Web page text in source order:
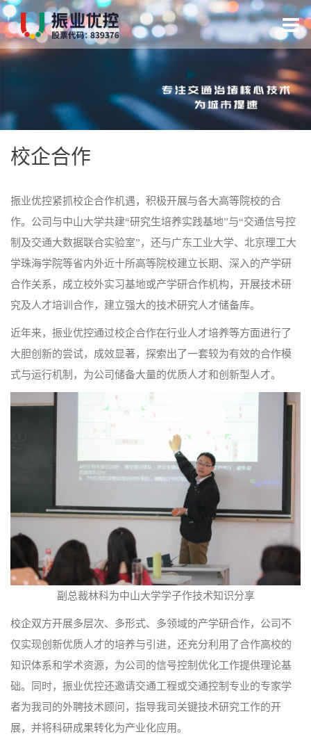
跳
转
到
内
校企合作
振业优控紧抓校企合作机遇，积极开展与各大高等院校的合
作。公司与中山大学共建“研究生培养实践基地”与“交通信号控
制及交通大数据联合实验室”，还与广东工业大学、北京理工大
学珠海学院等省内外近十所高等院校建立长期、深入的产学研
合作关系，成立校外实习基地或产学研合作机构，开展技术研
究及人才培训合作，建立强大的技术研究人才储备库。
近年来，振业优控通过校企合作在行业人才培养等方面进行了
大胆创新的尝试，成效显著，探索出了一套较为有效的合作模
式与运行机制，为公司储备大量的优质人才和创新型人才。
副总裁林科为中山大学学子作技术知识分享
校企双方开展多层次、多形式、多领域的产学研合作，公司不
仅实现创新优质人才的培养与引进，还充分利用了合作高校的
知识体系和学术资源，为公司的信号控制优化工作提供理论基
础。同时，振业优控还邀请交通工程或交通控制专业的专家学
者为我司的外聘技术顾问，指导我司关键技术研究工作的开
展，并将科研成果转化为产业化应用。